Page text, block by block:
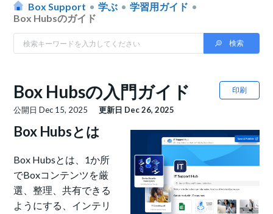
Box Support 学ぶ
学習用ガイド
Box Hubsのガイド
印刷
Box Hubsの入門ガイド
公開日Dec 15, 2025 更新日 Dec 26, 2025
Box Hubsとは
Box Hubsとは、1か所
でBoxコンテンツを厳
選、整理、共有できる
ようにする、インテリ